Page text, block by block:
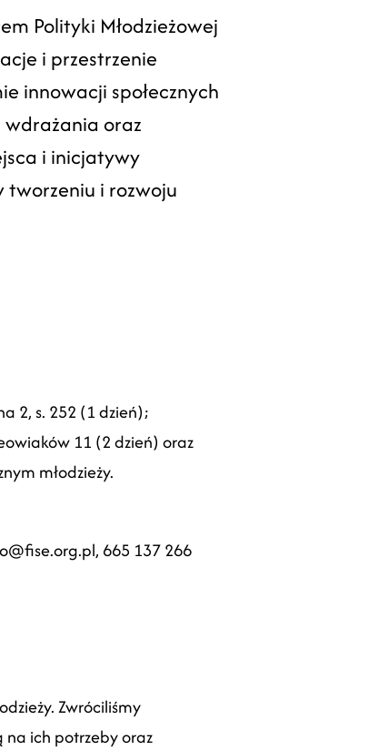
Polityki Młodzieżowej
i przestrzenie
innowacji społecznych
oraz
i inicjatywy
tworzeniu i rozwoju
2, s. 252 (1 dzień);
11 (2 dzień) oraz
młodzieży.
, 665 137 266
Zwróciliśmy
ich potrzeby oraz